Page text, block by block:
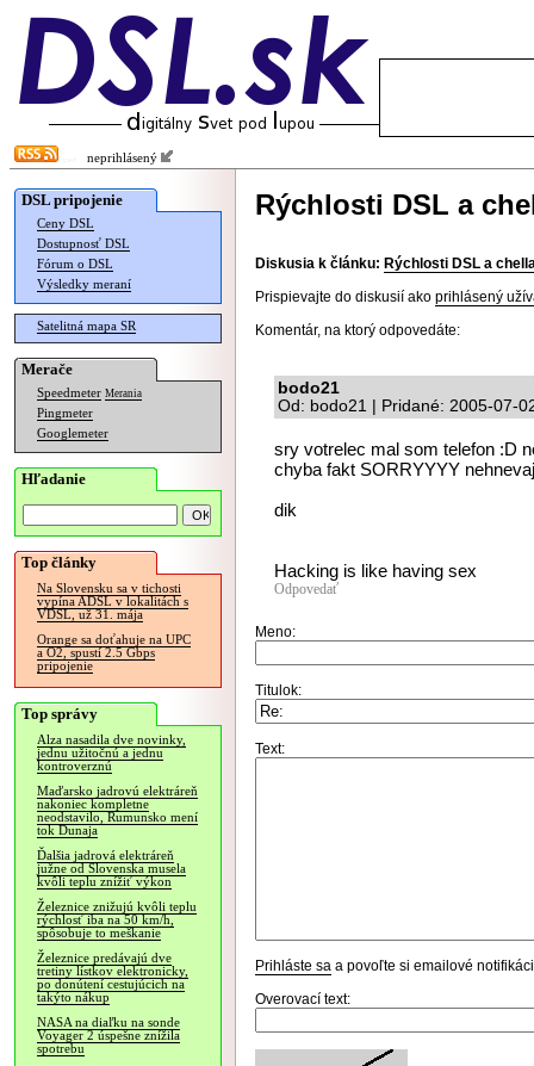
neprihlásený
DSL pripojenie
Ceny DSL
Dostupnosť DSL
Fórum o DSL
Výsledky meraní
Satelitná mapa SR
Merače
Speedmeter Merania
Pingmeter
Googlemeter
Hľadanie
Top články
Na Slovensku sa v tichosti
vypína ADSL v lokalitách s
VDSL, už 31. mája
Orange sa doťahuje na UPC
a O2, spustí 2.5 Gbps
pripojenie
Top správy
Alza nasadila dve novinky,
jednu užitočnú a jednu
kontroverznú
Maďarsko jadrovú elektráreň
nakoniec kompletne
neodstavilo, Rumunsko mení
tok Dunaja
Ďalšia jadrová elektráreň
južne od Slovenska musela
kvôli teplu znížiť výkon
Železnice znižujú kvôli teplu
rýchlosť iba na 50 km/h,
spôsobuje to meškanie
Železnice predávajú dve
tretiny lístkov elektronicky,
po donútení cestujúcich na
takýto nákup
NASA na diaľku na sonde
Voyager 2 úspešne znížila
spotrebu
Rýchlosti DSL a
Diskusia k článku: Rýchlosti DSL a
Prispievajte do diskusií ako prihlásený
Komentár, na ktorý odpovedáte:
bodo21
Od: bodo21 | Pridané: 2005-07-
sry votrelec mal som telefon :D
chyba fakt SORRYYYY
dik
Hacking is like having sex
Odpovedať
Meno:
Titulok:
Text:
Prihláste sa a povoľte si emailové
Overovací text: